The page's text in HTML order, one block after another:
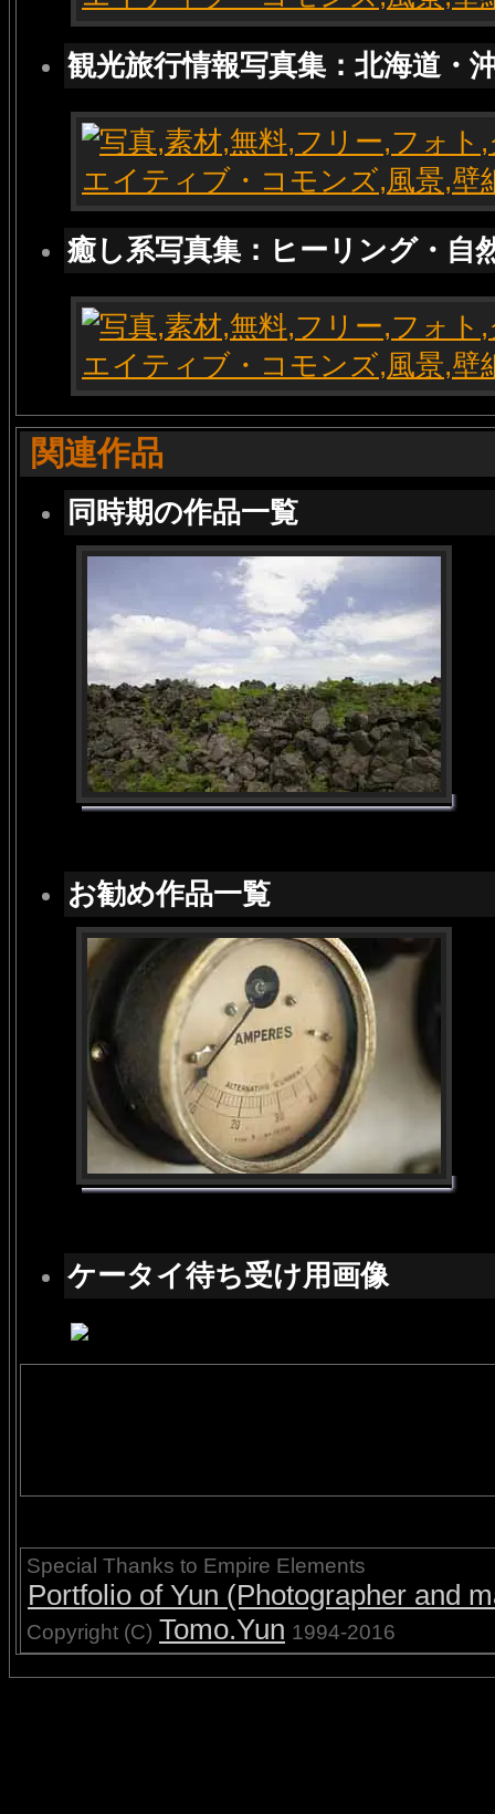
観光旅行情報写真集：北海道・
癒し系写真集：ヒーリング・自
関連作品
同時期の作品一覧
お勧め作品一覧
ケータイ待ち受け用画像
Special Thanks to Empire Elements
Portfolio of Yun (Photographer and
Copyright (C) Tomo.Yun 1994-2016